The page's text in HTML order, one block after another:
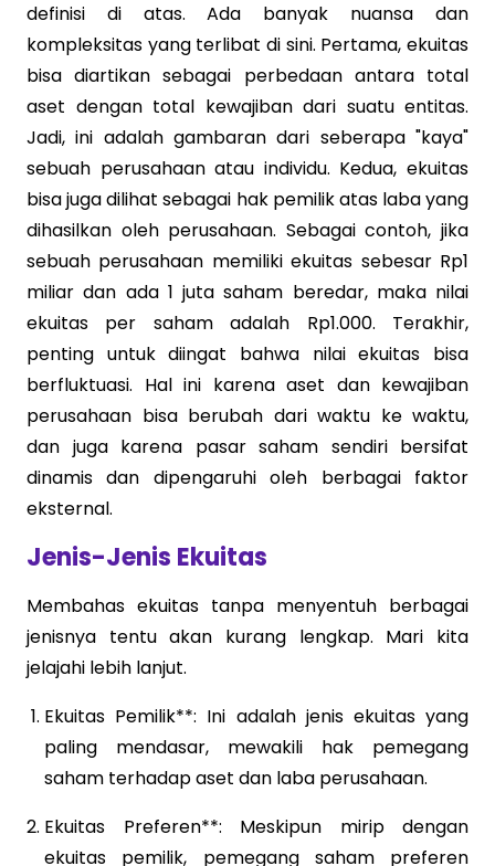
definisi di atas. Ada banyak nuansa dan
kompleksitas yang terlibat di sini. Pertama, ekuitas
bisa diartikan sebagai perbedaan antara total
aset dengan total kewajiban dari suatu entitas.
Jadi, ini adalah gambaran dari seberapa "kaya"
sebuah perusahaan atau individu. Kedua, ekuitas
bisa juga dilihat sebagai hak pemilik atas laba yang
dihasilkan oleh perusahaan. Sebagai contoh, jika
sebuah perusahaan memiliki ekuitas sebesar Rp1
miliar dan ada 1 juta saham beredar, maka nilai
ekuitas per saham adalah Rp1.000. Terakhir,
penting untuk diingat bahwa nilai ekuitas bisa
berfluktuasi. Hal ini karena aset dan kewajiban
perusahaan bisa berubah dari waktu ke waktu,
dan juga karena pasar saham sendiri bersifat
dinamis dan dipengaruhi oleh berbagai faktor
eksternal.
Jenis-Jenis Ekuitas
Membahas ekuitas tanpa menyentuh berbagai
jenisnya tentu akan kurang lengkap. Mari kita
jelajahi lebih lanjut.
Ekuitas Pemilik**: Ini adalah jenis ekuitas yang
paling mendasar, mewakili hak pemegang
saham terhadap aset dan laba perusahaan.
Ekuitas Preferen**: Meskipun mirip dengan
ekuitas pemilik, pemegang saham preferen